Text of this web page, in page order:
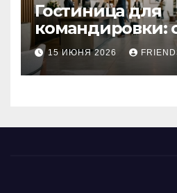
Гостиница для
командировки:
критерии
15 ИЮНЯ 2026